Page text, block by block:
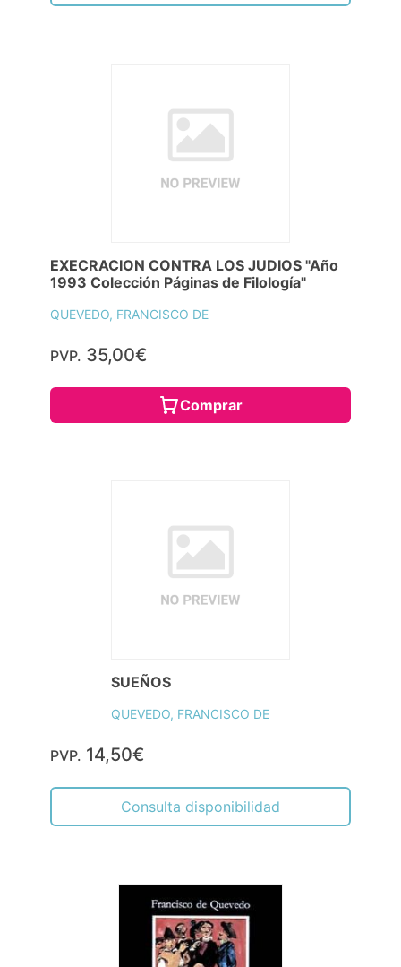
EXECRACION CONTRA LOS JUDIOS "Año
1993 Colección Páginas de Filología"
QUEVEDO, FRANCISCO DE
PVP. 35,00€
Comprar
SUEÑOS
QUEVEDO, FRANCISCO DE
PVP. 14,50€
Consulta disponibilidad